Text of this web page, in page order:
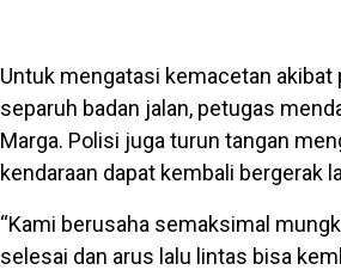
Untuk mengatasi kemacetan
separuh badan jalan, petugas
Marga. Polisi juga turun tangan
kendaraan dapat kembali bergerak
“Kami berusaha semaksimal
selesai dan arus lalu lintas bisa